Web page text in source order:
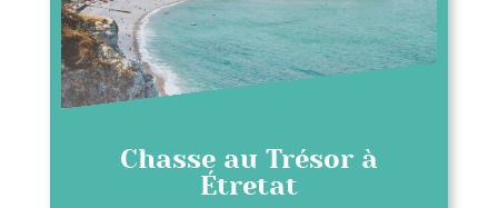
Chasse au Trésor à
Étretat